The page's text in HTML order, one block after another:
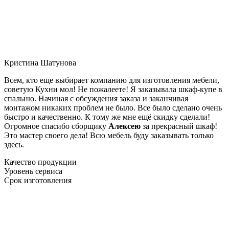
Кристина Шатунова
Всем, кто еще выбирает компанию для изготовления мебели,
советую Кухни мол! Не пожалеете! Я заказывала шкаф-купе в
спальню. Начиная с обсуждения заказа и заканчивая
монтажом никаких проблем не было. Все было сделано очень
быстро и качественно. К тому же мне ещё скидку сделали!
Огромное спасибо сборщику Алексею за прекрасный шкаф!
Это мастер своего дела! Всю мебель буду заказывать только
здесь.
Качество продукции
Уровень сервиса
Срок изготовления